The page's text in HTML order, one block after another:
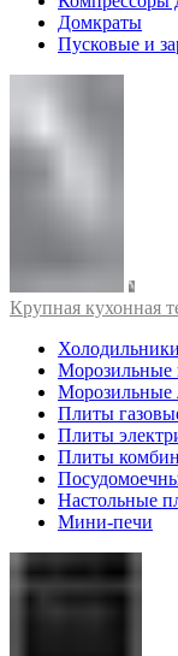
Домкраты
Пусковые и
Крупная кухонная
Холодильники
Морозильные
Плиты
Плиты
Плиты
Настольные
Мини-печи